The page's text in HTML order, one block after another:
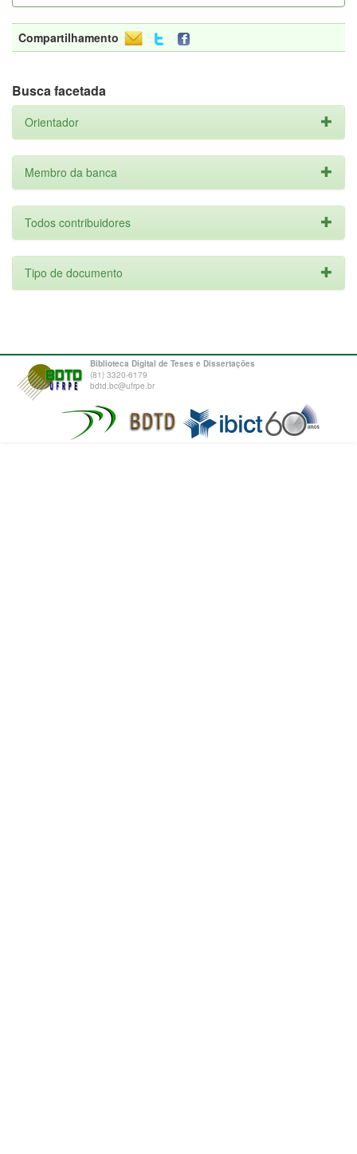
Compartilhamento
Busca facetada
Orientador
Membro da banca
Todos contribuidores
Tipo de documento
Biblioteca Digital de Teses e Dissertações
(81) 3320-6179
bdtd.bc@ufrpe.br